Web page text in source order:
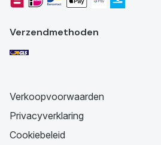
Verzendmethoden
Verkoopvoorwaarden
Privacyverklaring
Cookiebeleid